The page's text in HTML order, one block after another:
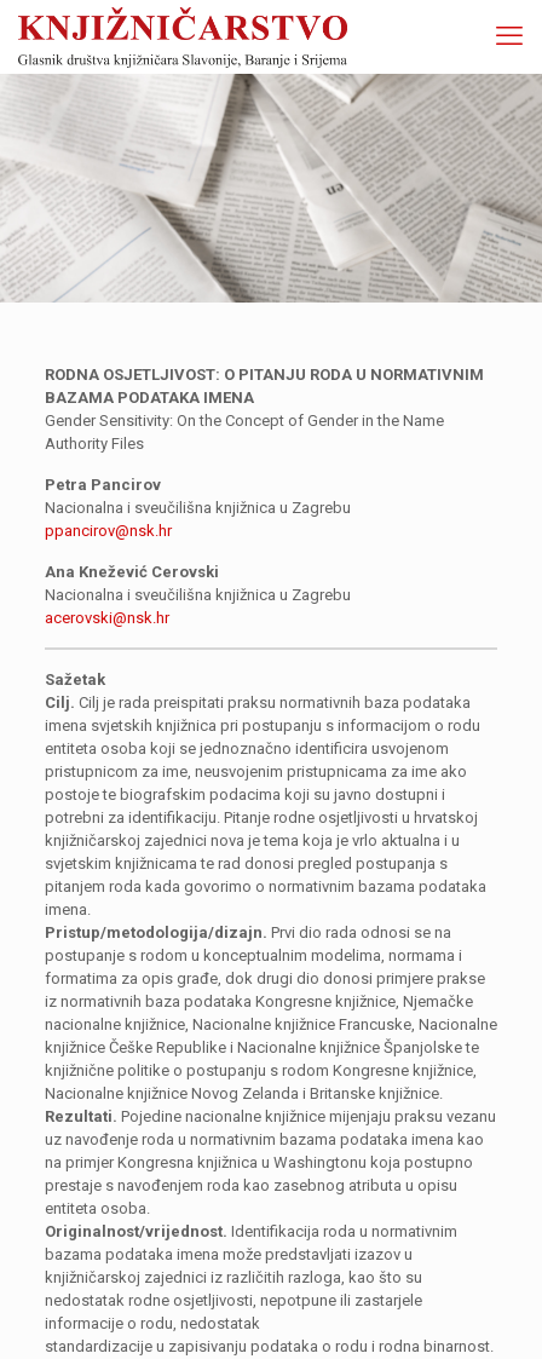
RODNA OSJETLJIVOST: O PITANJU RODA U NORMATIVNIM
BAZAMA PODATAKA IMENA
Gender Sensitivity: On the Concept of Gender in the Name
Authority Files
Petra Pancirov
Nacionalna i sveučilišna knjižnica u Zagrebu
ppancirov@nsk.hr
Ana Knežević Cerovski
Nacionalna i sveučilišna knjižnica u Zagrebu
acerovski@nsk.hr
Sažetak
Cilj. Cilj je rada preispitati praksu normativnih baza podataka
imena svjetskih knjižnica pri postupanju s informacijom o rodu
entiteta osoba koji se jednoznačno identificira usvojenom
pristupnicom za ime, neusvojenim pristupnicama za ime ako
postoje te biografskim podacima koji su javno dostupni i
potrebni za identifikaciju. Pitanje rodne osjetljivosti u hrvatskoj
knjižničarskoj zajednici nova je tema koja je vrlo aktualna i u
svjetskim knjižnicama te rad donosi pregled postupanja s
pitanjem roda kada govorimo o normativnim bazama podataka
imena.
Pristup/metodologija/dizajn. Prvi dio rada odnosi se na
postupanje s rodom u konceptualnim modelima, normama i
formatima za opis građe, dok drugi dio donosi primjere prakse
iz normativnih baza podataka Kongresne knjižnice, Njemačke
nacionalne knjižnice, Nacionalne knjižnice Francuske, Nacionalne
knjižnice Češke Republike i Nacionalne knjižnice Španjolske te
knjižnične politike o postupanju s rodom Kongresne knjižnice,
Nacionalne knjižnice Novog Zelanda i Britanske knjižnice.
Rezultati. Pojedine nacionalne knjižnice mijenjaju praksu vezanu
uz navođenje roda u normativnim bazama podataka imena kao
na primjer Kongresna knjižnica u Washingtonu koja postupno
prestaje s navođenjem roda kao zasebnog atributa u opisu
entiteta osoba.
Originalnost/vrijednost. Identifikacija roda u normativnim
bazama podataka imena može predstavljati izazov u
knjižničarskoj zajednici iz različitih razloga, kao što su
nedostatak rodne osjetljivosti, nepotpune ili zastarjele
informacije o rodu, nedostatak
standardizacije u zapisivanju podataka o rodu i rodna binarnost.